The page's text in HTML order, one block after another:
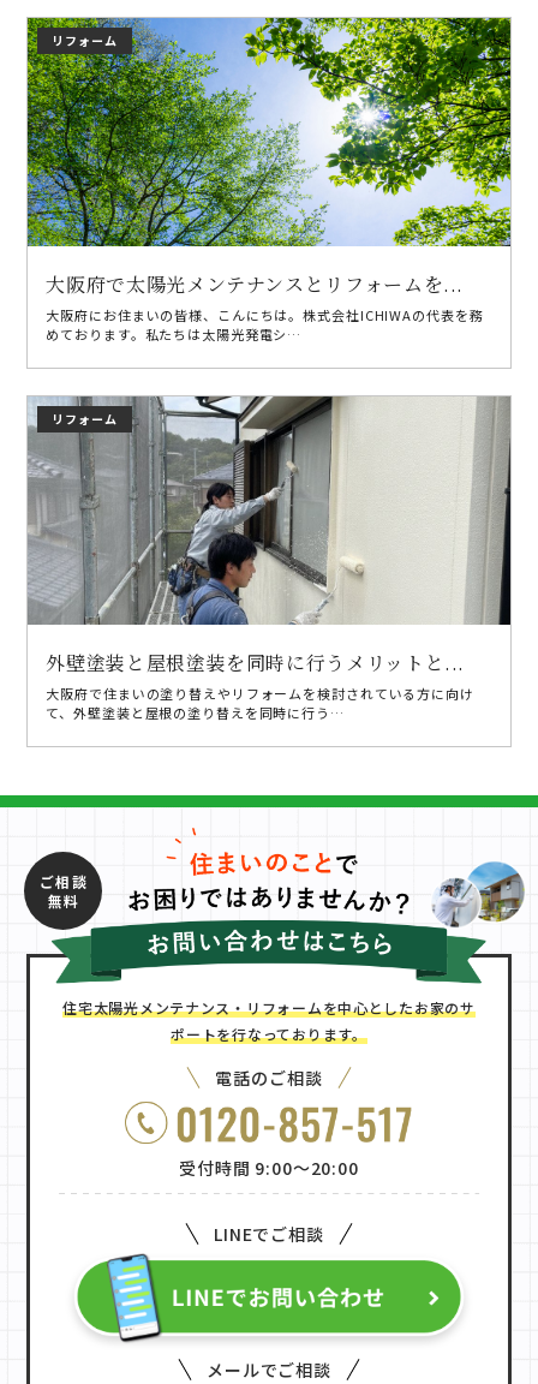
リフォーム
大阪府で太陽光メンテナンスとリフォームを...
大阪府にお住まいの皆様、こんにちは。株式会社ICHIWAの代表を務
めております。私たちは太陽光発電シ…
リフォーム
外壁塗装と屋根塗装を同時に行うメリットと...
大阪府で住まいの塗り替えやリフォームを検討されている方に向け
て、外壁塗装と屋根の塗り替えを同時に行う…
住宅太陽光メンテナンス・リフォームを中心としたお家のサ
ポートを行なっております。
電話のご相談
受付時間 9:00〜20:00
LINEでご相談
メールでご相談
ご相談
無料